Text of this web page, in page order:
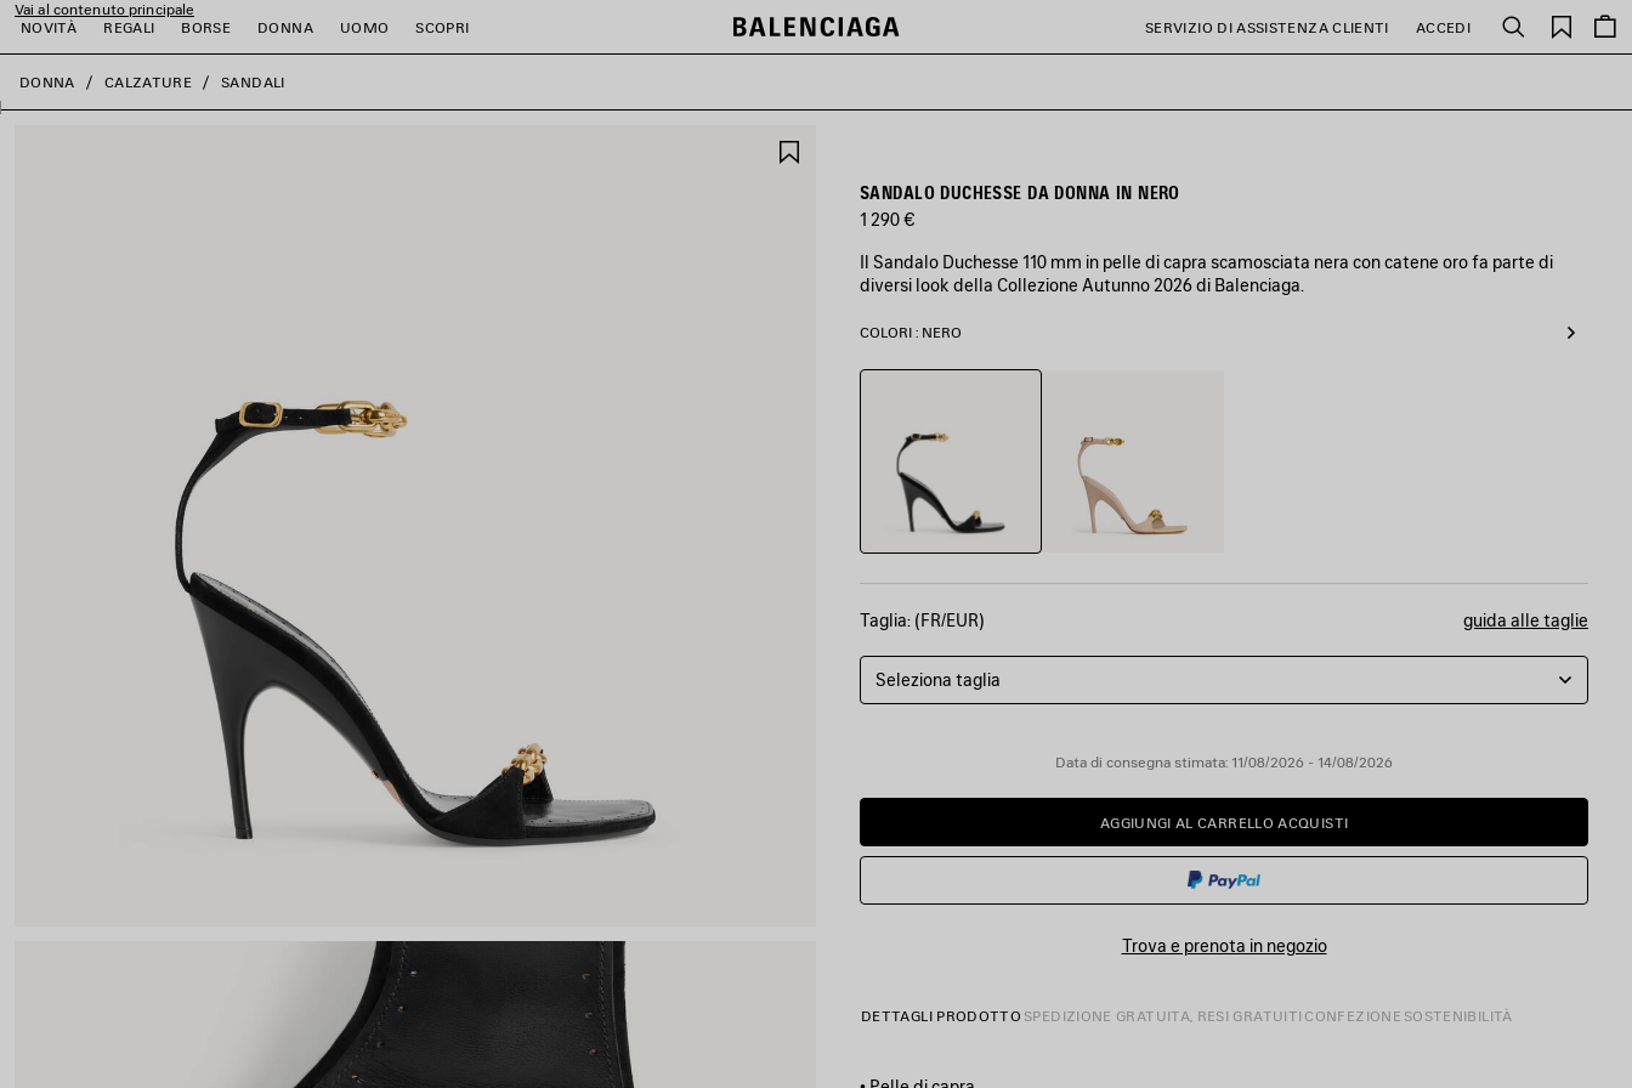
Vai al contenuto principale
NOVITÀ
REGALI BORSE DONNA UOMO SCOPRI SERVIZIO DI ASSISTENZA CLIENTI ACCEDI Cerca
close the banner
DONNA CALZATURE SANDALI
PREFERITISANDALO DUCHESSE DA DONNA IN NERO
1 290 €
Il Sandalo Duchesse 110 mm in pelle di capra scamosciata nera con catene oro fa parte di
diversi look della Collezione Autunno 2026 di Balenciaga.
COLORI : NERO
Nero
Taglia: (FR/EUR) guida alle taglie
Seleziona taglia
Data di consegna stimata: 11/08/2026 - 14/08/2026
AGGIUNGI
AL
ACQUISTI
AGGIUNGI AL CARRELLO ACQUISTI
SELEZIONA
UNA
Trova e prenota in negozio
DETTAGLI PRODOTTO SPEDIZIONE GRATUITA, RESI GRATUITI CONFEZIONE SOSTENIBILITÀ